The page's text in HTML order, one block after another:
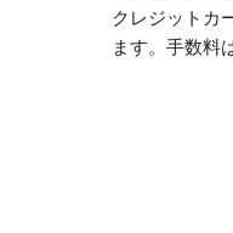
クレジットカ
ます。手数料